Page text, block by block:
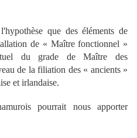
que des éléments de
de « Maître fonctionnel »
du grade de Maître des
de la filiation des « ancients »
et irlandaise.
pourrait nous apporter